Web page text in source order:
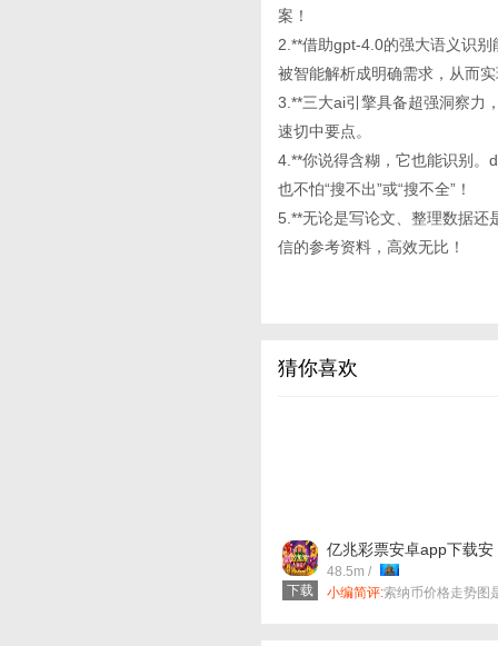
案！
2.**借助gpt-4.0的强大语义识
被智能解析成明确需求，从而
3.**三大ai引擎具备超强洞察力
速切中要点。
4.**你说得含糊，它也能识别
也不怕“搜不出”或“搜不全”！
5.**无论是写论文、整理数据
信的参考资料，高效无比！
猜你喜欢
下载
亿兆彩票安卓app下载安
装 v57.0.11 安卓版
48.5m /
小编简评:索纳币价格走势图